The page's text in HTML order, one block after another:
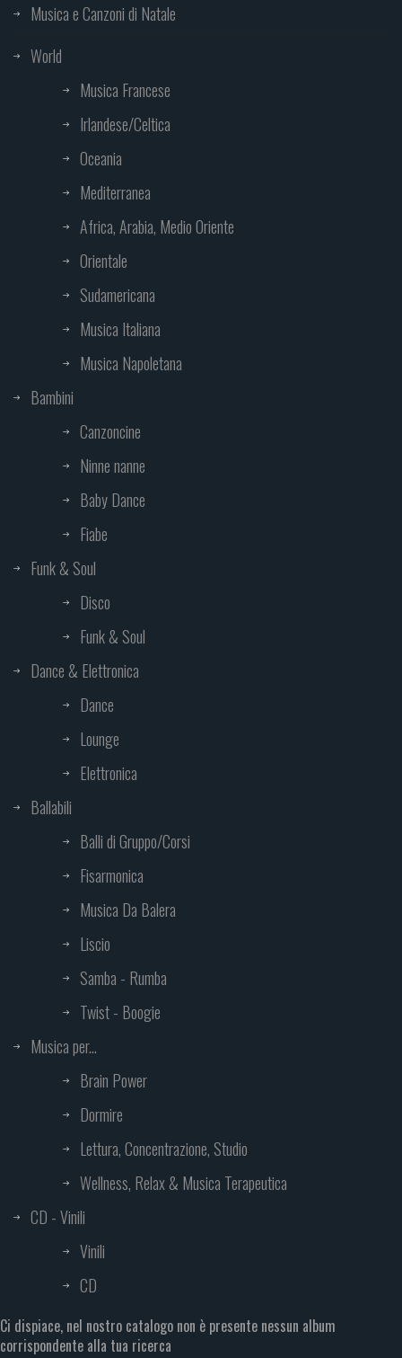
Musica e Canzoni di Natale
World
Musica Francese
Irlandese/Celtica
Oceania
Mediterranea
Africa, Arabia, Medio Oriente
Orientale
Sudamericana
Musica Italiana
Musica Napoletana
Bambini
Canzoncine
Ninne nanne
Baby Dance
Fiabe
Funk & Soul
Disco
Funk & Soul
Dance & Elettronica
Dance
Lounge
Elettronica
Ballabili
Balli di Gruppo/Corsi
Fisarmonica
Musica Da Balera
Liscio
Samba - Rumba
Twist - Boogie
Musica per...
Brain Power
Dormire
Lettura, Concentrazione, Studio
Wellness, Relax & Musica Terapeutica
CD - Vinili
Vinili
CD
Ci dispiace, nel nostro catalogo non è presente nessun album
corrispondente alla tua ricerca